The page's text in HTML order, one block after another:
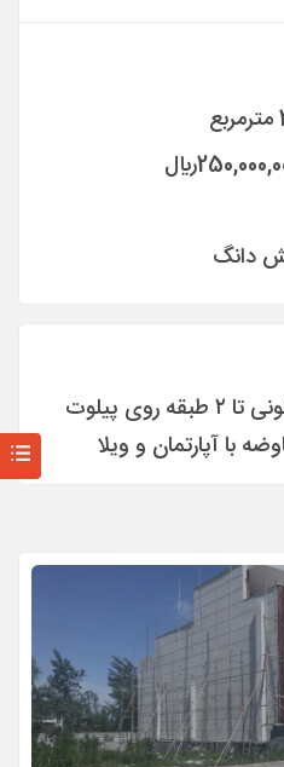
ريال
دانگ
روی پیلوت
با آپارتمان و ويلا